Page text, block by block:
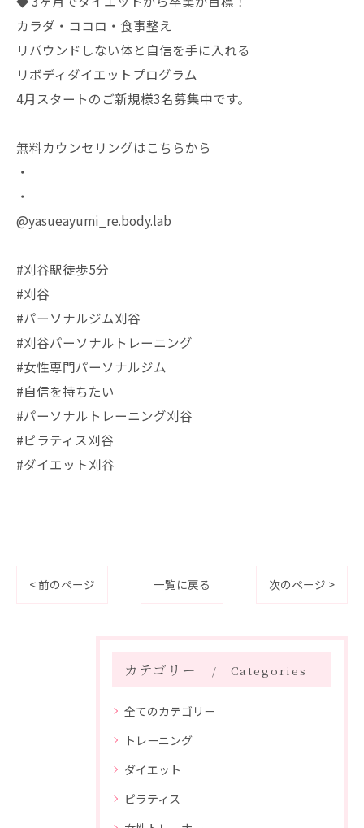
カラダ・ココロ・食事整え
リバウンドしない体と自信を手に入れる
リボディダイエットプログラム
4月スタートのご新規様3名募集中です。
無料カウンセリングはこちらから
・
・
@yasueayumi_re.body.lab
#刈谷駅徒歩5分
#刈谷
#パーソナルジム刈谷
#刈谷パーソナルトレーニング
#女性専門パーソナルジム
#自信を持ちたい
#パーソナルトレーニング刈谷
#ピラティス刈谷
#ダイエット刈谷
< 前のページ 一覧に戻る 次のページ >
カテゴリー Categories
全てのカテゴリー
トレーニング
ダイエット
ピラティス